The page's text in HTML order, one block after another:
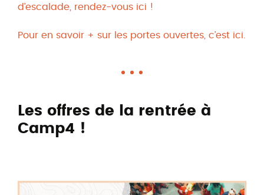
d’escalade, rendez-vous ici !
Pour en savoir + sur les portes ouvertes, c’est ici.
Les offres de la rentrée à
Camp4 !